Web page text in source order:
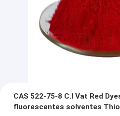
CAS 522-75-8 C.I Vat Red
fluorescentes solventes